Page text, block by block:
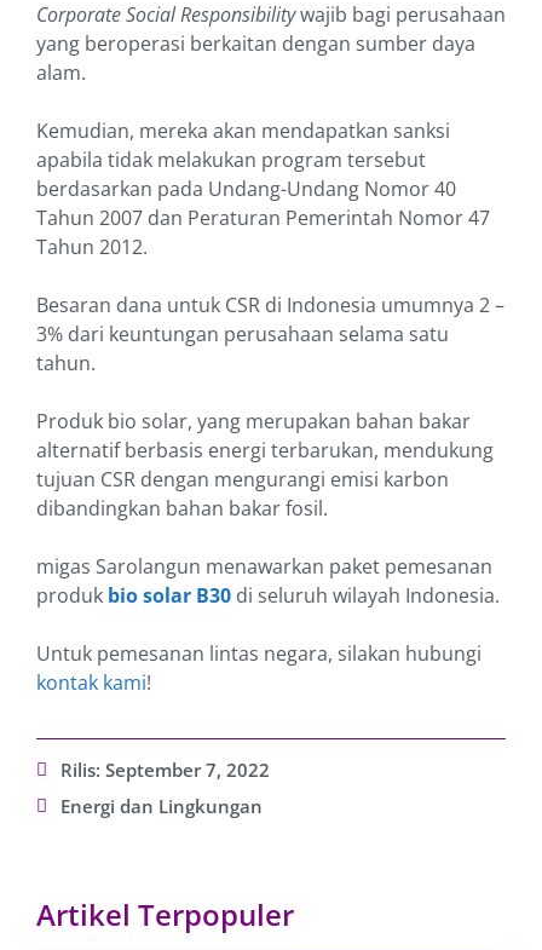
Corporate Social Responsibilitywajib bagi perusahaan
yang beroperasi berkaitan dengan sumber daya
alam.
Kemudian, mereka akan mendapatkan sanksi
apabila tidak melakukan program tersebut
berdasarkan pada Undang-Undang Nomor 40
Tahun 2007 dan Peraturan Pemerintah Nomor 47
Tahun 2012.
Besaran dana untuk CSR di Indonesia umumnya 2 –
3% dari keuntungan perusahaan selama satu
tahun.
Produk bio solar, yang merupakan bahan bakar
alternatif berbasis energi terbarukan, mendukung
tujuan CSR dengan mengurangi emisi karbon
dibandingkan bahan bakar fosil.
migas Sarolangun menawarkan paket pemesanan
produk bio solar B30 di seluruh wilayah Indonesia.
Untuk pemesanan lintas negara, silakan hubungi
kontak kami!
Rilis: September 7, 2022
Energi dan Lingkungan
Artikel Terpopuler